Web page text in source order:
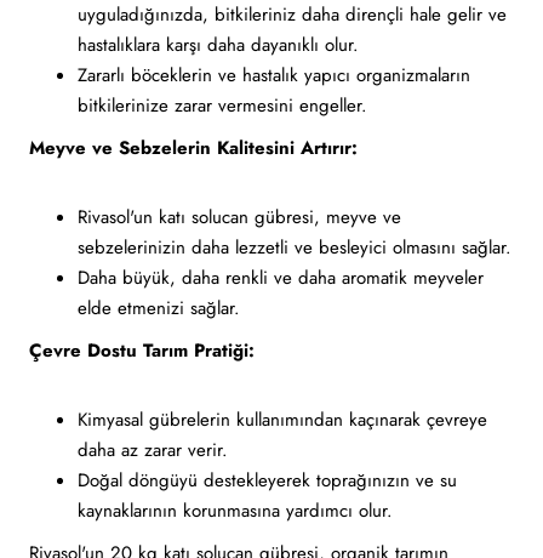
uyguladığınızda, bitkileriniz daha dirençli hale gelir ve
hastalıklara karşı daha dayanıklı olur.
Zararlı böceklerin ve hastalık yapıcı organizmaların
bitkilerinize zarar vermesini engeller.
Meyve ve Sebzelerin Kalitesini Artırır:
Rivasol'un katı solucan gübresi, meyve ve
sebzelerinizin daha lezzetli ve besleyici olmasını sağlar.
Daha büyük, daha renkli ve daha aromatik meyveler
elde etmenizi sağlar.
Çevre Dostu Tarım Pratiği:
Kimyasal gübrelerin kullanımından kaçınarak çevreye
daha az zarar verir.
Doğal döngüyü destekleyerek toprağınızın ve su
kaynaklarının korunmasına yardımcı olur.